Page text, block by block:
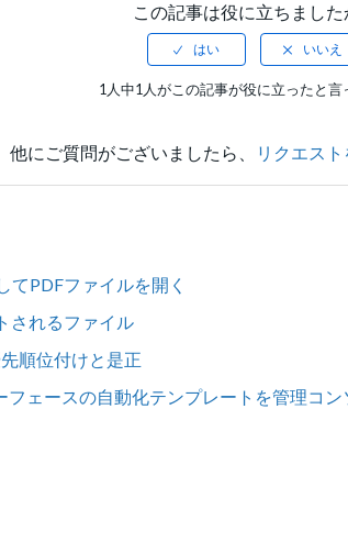
この記事は役に立ちました
1人中1人がこの記事が役に立ったと言
他にご質問がございましたら、 リクエス
PDFファイルを開く
されるファイル
順位付けと是正
ェースの自動化テンプレートを管理コン